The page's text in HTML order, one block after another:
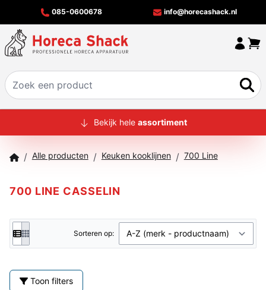
085-0600678 info@horecashack.nl
HOME
MERKEN
CONTACT
Bekijk hele assortiment
/ Alle producten / Keuken kooklijnen / 700 Line
700 LINE CASSELIN
Sorteren op:
Toon filters